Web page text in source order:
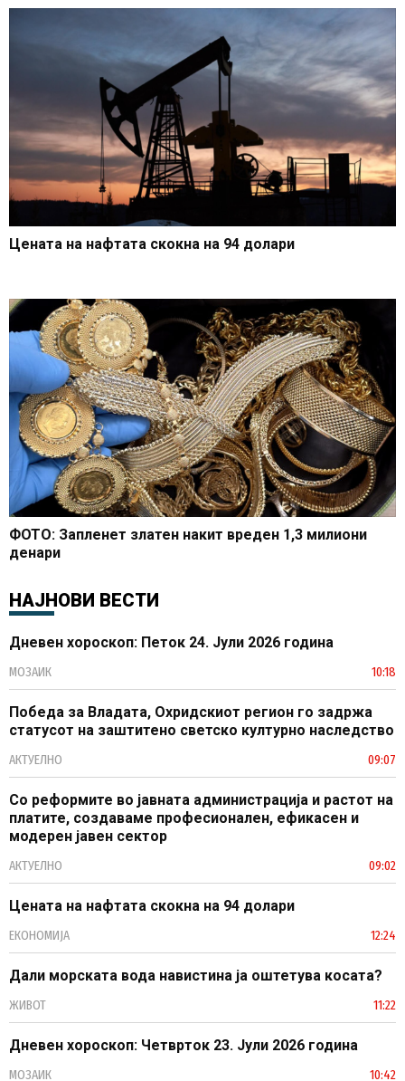
Цената на нафтата скокна на 94 долари
ФОТО: Запленет златен накит вреден 1,3 милиони
денари
НАЈНОВИ ВЕСТИ
Дневен хороскоп: Петок 24. Јули 2026 година
МОЗАИК 10:18
Победа за Владата, Охридскиот регион го задржа
статусот на заштитено светско културно наследство
АКТУЕЛНО 09:07
Со реформите во јавната администрација и растот на
платите, создаваме професионален, ефикасен и
модерен јавен сектор
АКТУЕЛНО 09:02
Цената на нафтата скокна на 94 долари
ЕКОНОМИЈА 12:24
Дали морската вода навистина ја оштетува косата?
ЖИВОТ 11:22
Дневен хороскоп: Четврток 23. Јули 2026 година
МОЗАИК 10:42